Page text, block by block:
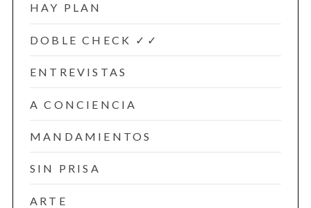
HAY PLAN
DOBLE CHECK ✓✓
ENTREVISTAS
A CONCIENCIA
MANDAMIENTOS
SIN PRISA
ARTE